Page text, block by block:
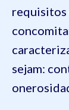
requisitos
sejam: